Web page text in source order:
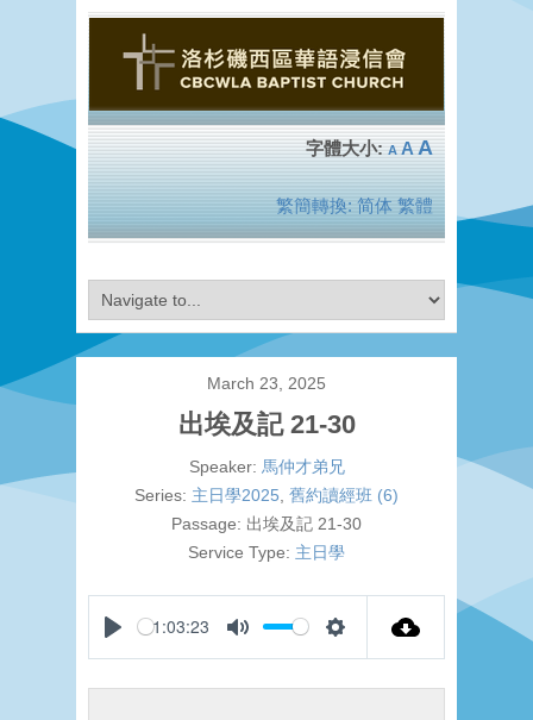
A A A
繁簡轉換: 简体 繁體
March 23, 2025
出埃及記 21-30
Speaker: 馬仲才弟兄
Series: 主日學2025 舊約讀經班 (6)
Passage: 出埃及記 21-30
Service Type: 主日學
Play
-1:03:23
Mute Settings